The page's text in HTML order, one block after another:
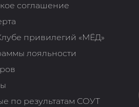
соглашение
привилегий «МЁД»
лояльности
по результатам СОУТ